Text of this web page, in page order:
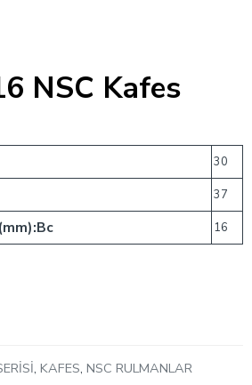
NSC Kafes
30
37
16
, KAFES, NSC RULMANLAR